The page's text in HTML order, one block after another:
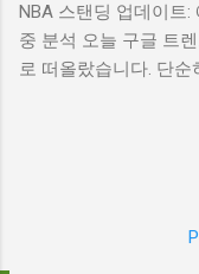
스의
며, 군
Photo
제는
지 내
NBA 스탠딩 업데이트
중 분석 오늘 구글 트
로 떠올랐습니다. 단
받고 있습니다. 이번
들의 기대감을 고조시